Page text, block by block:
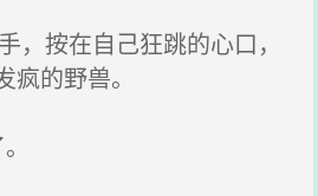
按在自己狂跳的心口，
的野兽。